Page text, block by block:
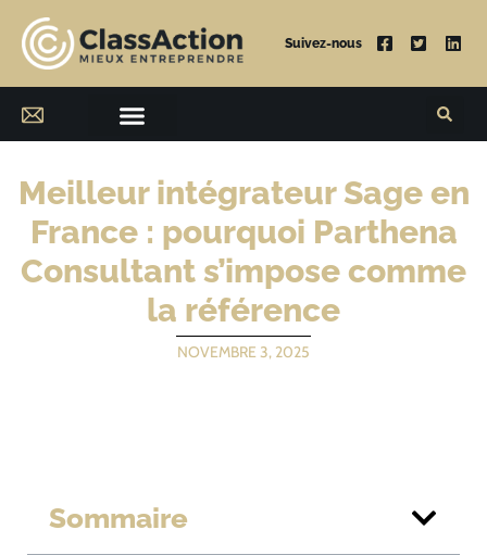
Suivez-nous
Meilleur intégrateur Sage en
France : pourquoi Parthena
Consultant s’impose comme
la référence
NOVEMBRE 3, 2025
Sommaire